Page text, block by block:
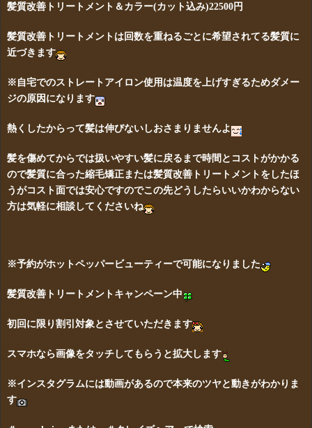
髪質改善トリートメント＆カラー(カット込み)22500 円
髪質改善トリートメントは回数を重ねるごとに希望されてる髪質に
近づきます
※自宅でのストレートアイロン使用は温度を上げすぎるためダメー
ジの原因になります
熱くしたからって髪は伸びないしおさまりませんよ
髪を傷めてからでは扱いやすい髪に戻るまで時間とコストがかかる
ので髪質に合った縮毛矯正または髪質改善トリートメントをしたほ
うがコスト面では安心ですのでこの先どうしたらいいかわからない
方は気軽に相談してくださいね
※予約がホットペッパービューティーで可能になりました
髪質改善トリートメントキャンペーン中
初回に限り割引対象とさせていただきます
スマホなら画像をタッチしてもらうと拡大します
※インスタグラムには動画があるので本来のツヤと動きがわかりま
す